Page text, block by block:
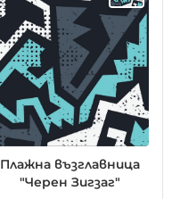
Плажна възглавница
"Черен Зигзаг"